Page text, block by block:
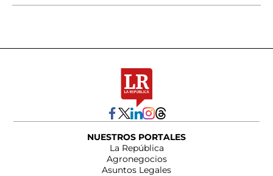
NUESTROS PORTALES
La República
Agronegocios
Asuntos Legales